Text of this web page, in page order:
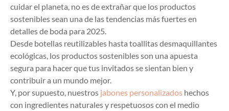
cuidar el planeta, no es de extrañar que los productos
sostenibles sean una de las tendencias más fuertes en
detalles de boda para 2025.
Desde botellas reutilizables hasta toallitas desmaquillantes
ecológicas, los productos sostenibles son una apuesta
segura para hacer que tus invitados se sientan bien y
contribuir a un mundo mejor.
Y, por supuesto, nuestros jabones personalizados hechos
con ingredientes naturales y respetuosos con el medio